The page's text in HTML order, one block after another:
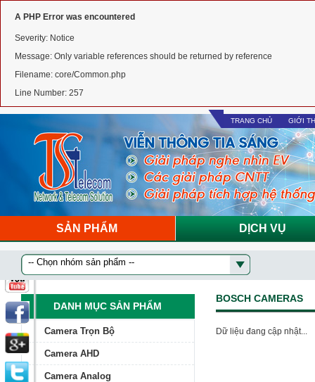
A PHP Error was encountered
Severity: Notice
Message: Only variable references should be returned by reference
Filename: core/Common.php
Line Number: 257
TRANG CHỦ GIỚI
SẢN PHẨM DỊCH VỤ
BOSCH CAMERAS
Dữ liệu đang cập nhật...
DANH MỤC SẢN PHẨM
Camera Trọn Bộ
Camera AHD
Camera Analog